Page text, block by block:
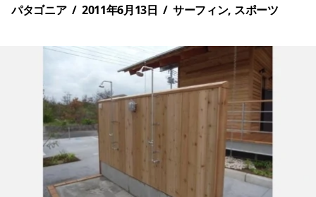
パタゴニア / 2011年6月13日 / サーフィン, スポーツ